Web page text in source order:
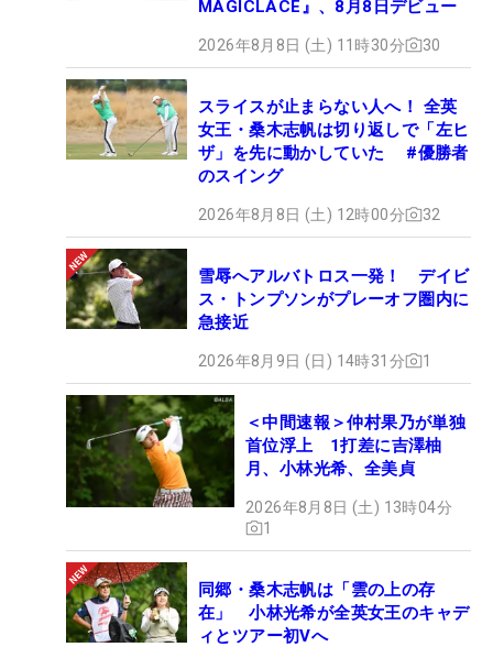
MAGICLACE』、8月8日デビュー
2026年8月8日 (土) 11時30分 30
スライスが止まらない人へ！ 全英
女王・桑木志帆は切り返しで「左ヒ
ザ」を先に動かしていた #優勝者
のスイング
2026年8月8日 (土) 12時00分 32
雪辱へアルバトロス一発！ デイビ
ス・トンプソンがプレーオフ圏内に
急接近
2026年8月9日 (日) 14時31分 1
＜中間速報＞仲村果乃が単独
首位浮上 1打差に吉澤柚
月、小林光希、全美貞
2026年8月8日 (土) 13時04分
1
同郷・桑木志帆は「雲の上の存
在」 小林光希が全英女王のキャデ
ィとツアー初Vへ